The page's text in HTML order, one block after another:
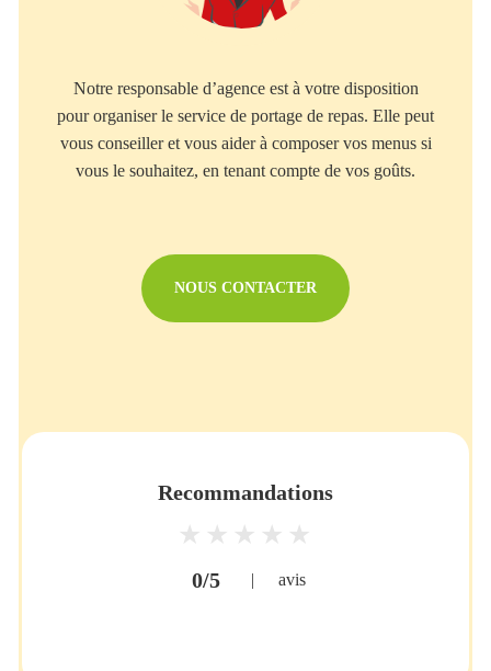
Notre responsable d’agence est à votre disposition
pour organiser le service de portage de repas. Elle peut
vous conseiller et vous aider à composer vos menus si
vous le souhaitez, en tenant compte de vos goûts.
NOUS CONTACTER
Recommandations
0/5 | avis